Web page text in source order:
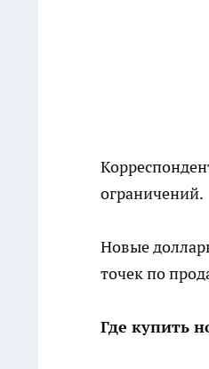
ограничений.
Новые
точек по
Где купить